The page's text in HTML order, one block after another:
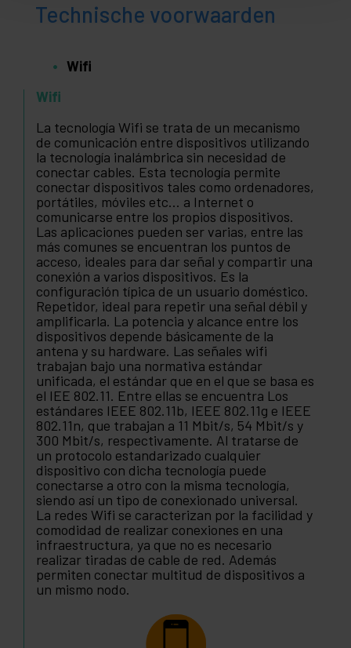
Technische voorwaarden
Wifi
Wifi
La tecnología Wifi se trata de un mecanismo
de comunicación entre dispositivos utilizando
la tecnología inalámbrica sin necesidad de
conectar cables. Esta tecnología permite
conectar dispositivos tales como ordenadores,
portátiles, móviles etc... a Internet o
comunicarse entre los propios dispositivos.
Las aplicaciones pueden ser varias, entre las
más comunes se encuentran los puntos de
acceso, ideales para dar señal y compartir una
conexión a varios dispositivos. Es la
configuración típica de un usuario doméstico.
Repetidor, ideal para repetir una señal débil y
amplificarla. La potencia y alcance entre los
dispositivos depende básicamente de la
antena y su hardware. Las señales wifi
trabajan bajo una normativa estándar
unificada, el estándar que en el que se basa es
el IEE 802.11. Entre ellas se encuentra Los
estándares IEEE 802.11b, IEEE 802.11g e IEEE
802.11n, que trabajan a 11 Mbit/s, 54 Mbit/s y
300 Mbit/s, respectivamente. Al tratarse de
un protocolo estandarizado cualquier
dispositivo con dicha tecnología puede
conectarse a otro con la misma tecnología,
siendo así un tipo de conexionado universal.
La redes Wifi se caracterizan por la facilidad y
comodidad de realizar conexiones en una
infraestructura, ya que no es necesario
realizar tiradas de cable de red. Además
permiten conectar multitud de dispositivos a
un mismo nodo.